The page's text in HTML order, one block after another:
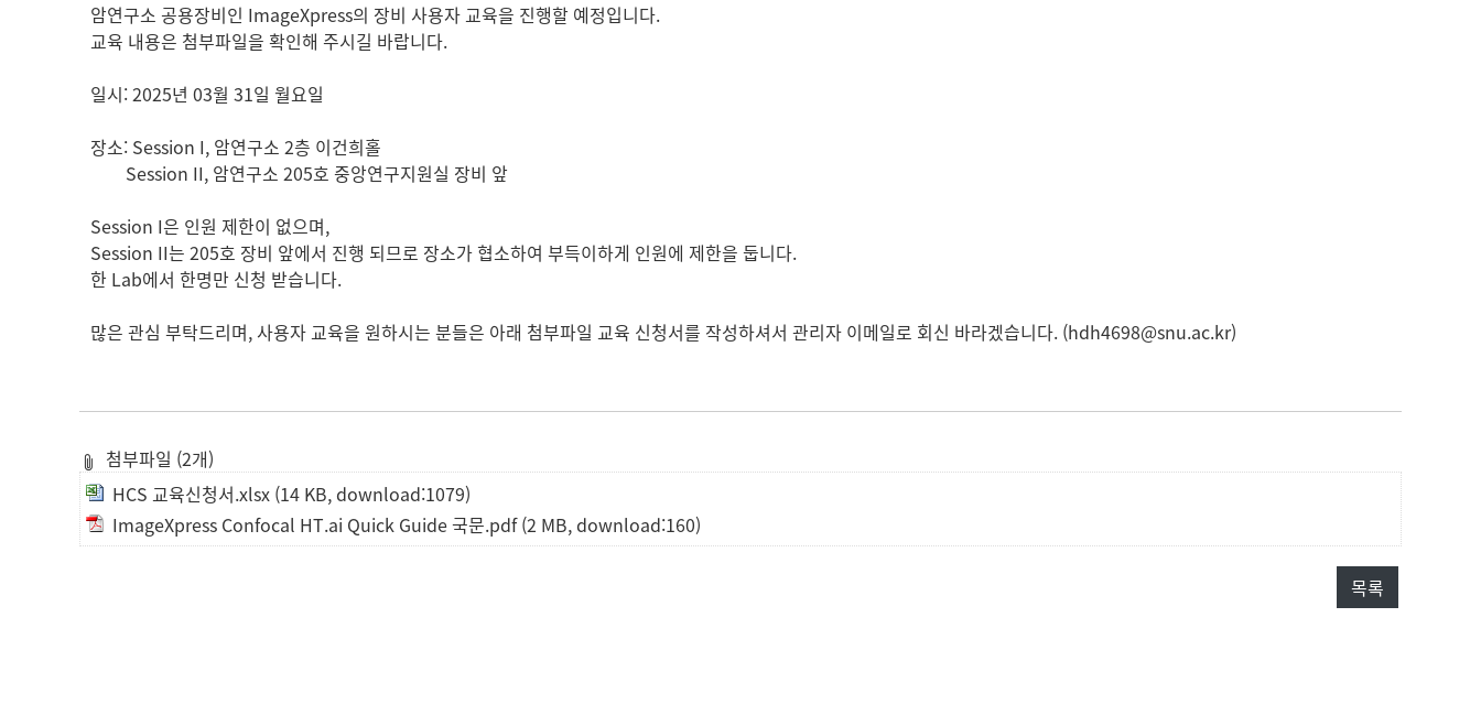
암연구소 공용장비인 ImageXpress의 장비 사용자 교육을 진행할 예정입니다.
교육 내용은 첨부파일을 확인해 주시길 바랍니다.
일시: 2025년 03월 31일 월요일
장소: Session I, 암연구소 2층 이건희홀
Session II, 암연구소 205호 중앙연구지원실 장비 앞
Session I은 인원 제한이 없으며,
Session II는 205호 장비 앞에서 진행 되므로 장소가 협소하여 부득이하게 인원에 제한을 둡니다.
한 Lab에서 한명만 신청 받습니다.
많은 관심 부탁드리며, 사용자 교육을 원하시는 분들은 아래 첨부파일 교육 신청서를 작성하셔서 관리자 이메일로 회신 바라겠습니다. (hdh4698@snu.ac.kr)
첨부파일 (2개)
HCS 교육신청서.xlsx (14 KB, download:1079)
ImageXpress Confocal HT.ai Quick Guide 국문.pdf (2 MB, download:160)
목록